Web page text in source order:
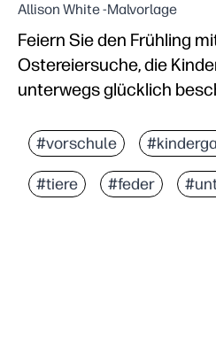
Allison White -Malvorlage
Feiern Sie den Frühling
Ostereiersuche, die
unterwegs glücklich
Praktisches
Fördert die
Werke für
#vorschule
#tiere #feder